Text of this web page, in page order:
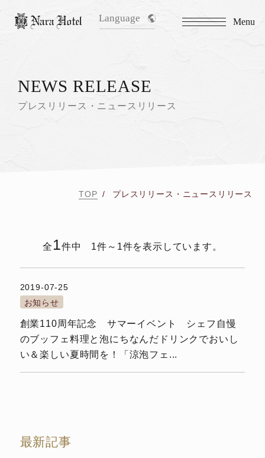
Language Menu
プレスリリース・ニュースリリース
NEWS RELEASE
TOP プレスリリース・ニュースリリース
全 1件中 1件～1件を表示しています。
2019-07-25
お知らせ
創業110周年記念 サマーイベント シェフ自慢
のブッフェ料理と泡にちなんだドリンクでおいし
い＆楽しい夏時間を！「涼泡フェ...
最新記事